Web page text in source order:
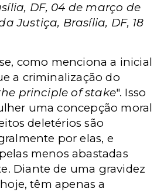
DF, 04 de março de
Justiça, Brasília, DF, 18
como menciona a inicial
a criminalização do
principle of stake". Isso
uma concepção moral
deletérios são
por elas, e
menos abastadas
Diante de uma gravidez
têm apenas a